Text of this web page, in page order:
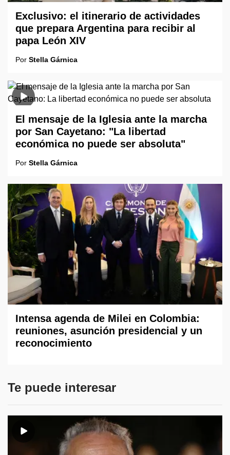
Exclusivo: el itinerario de actividades
que prepara Argentina para recibir al
papa León XIV
Por Stella Gárnica
El mensaje de la Iglesia ante la marcha
por San Cayetano: "La libertad
económica no puede ser absoluta"
Por Stella Gárnica
Intensa agenda de Milei en Colombia:
reuniones, asunción presidencial y un
reconocimiento
Te puede interesar